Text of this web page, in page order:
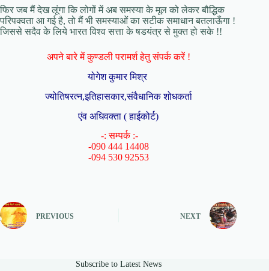
फिर जब मैं देख लूंगा कि लोगों में अब समस्या के मूल को लेकर बौद्धिक
परिपक्वता आ गई है, तो मैं भी समस्याओं का सटीक समाधान बतलाऊँगा !
जिससे सदैव के लिये भारत विश्व सत्ता के षडयंत्र से मुक्त हो सके !!
अपने बारे में कुण्डली परामर्श हेतु संपर्क करें !
योगेश कुमार मिश्र
ज्योतिषरत्न,इतिहासकार,संवैधानिक शोधकर्ता
एंव अधिवक्ता ( हाईकोर्ट)
-: सम्पर्क :-
-090 444 14408
-094 530 92553
PREVIOUS NEXT
Subscribe to Latest News